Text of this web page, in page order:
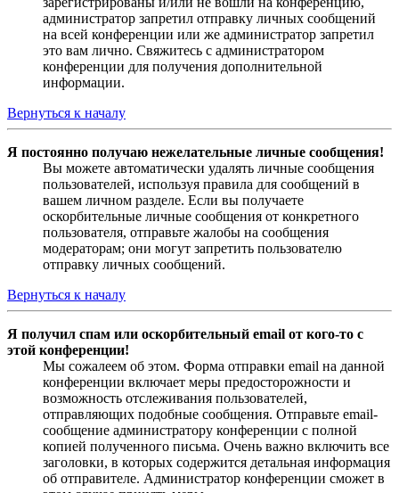
администратор запретил отправку личных сообщений
на всей конференции или же администратор запретил
это вам лично. Свяжитесь с администратором
конференции для получения дополнительной
информации.
Вернуться к началу
Я постоянно получаю нежелательные личные сообщения!
Вы можете автоматически удалять личные сообщения
пользователей, используя правила для сообщений в
вашем личном разделе. Если вы получаете
оскорбительные личные сообщения от конкретного
пользователя, отправьте жалобы на сообщения
модераторам; они могут запретить пользователю
отправку личных сообщений.
Вернуться к началу
Я получил спам или оскорбительный email от кого-то с
этой конференции!
Мы сожалеем об этом. Форма отправки email на данной
конференции включает меры предосторожности и
возможность отслеживания пользователей,
отправляющих подобные сообщения. Отправьте email-
сообщение администратору конференции с полной
копией полученного письма. Очень важно включить все
заголовки, в которых содержится детальная информация
об отправителе. Администратор конференции сможет в